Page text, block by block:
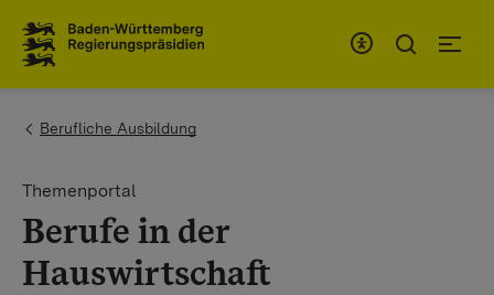
You are here:
Berufliche Ausbildung
Themenportal
Berufe in der
Hauswirtschaft